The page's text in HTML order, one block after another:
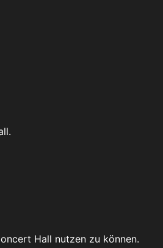
Hall nutzen zu können.